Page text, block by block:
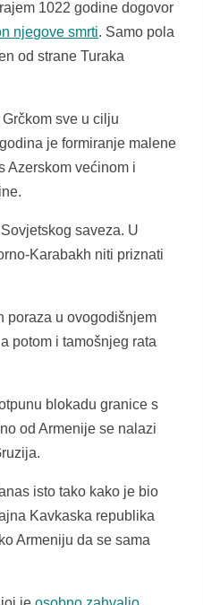
1022 godine dogovor
njegove smrti. Samo pola
od strane Turaka
sve u cilju
je formiranje malene
Azerskom većinom i
saveza. U
Karabakh niti priznati
poraza u ovogodišnjem
potom i tamošnjeg rata
blokadu granice s
od Armenije se nalazi
isto tako kako je bio
Kavkaska republika
Armeniju da se sama